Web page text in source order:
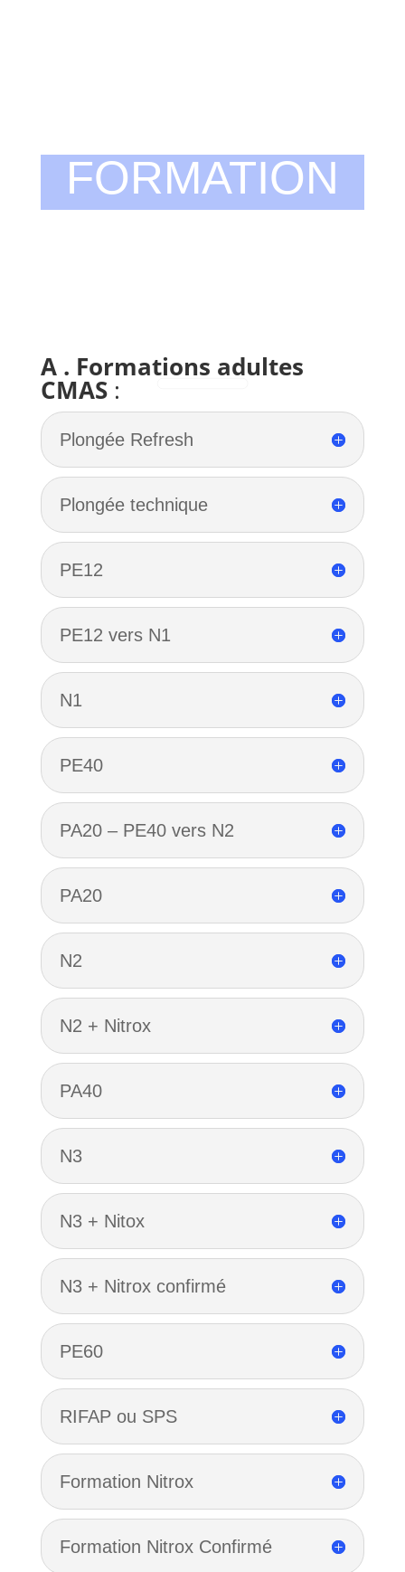
FORMATION
A . Formations adultes
CMAS:
Plongée Refresh
Plongée technique
PE12
PE12 vers N1
N1
PE40
PA20 – PE40 vers N2
PA20
N2
N2 + Nitrox
PA40
N3
N3 + Nitox
N3 + Nitrox confirmé
PE60
RIFAP ou SPS
Formation Nitrox
Formation Nitrox Confirmé